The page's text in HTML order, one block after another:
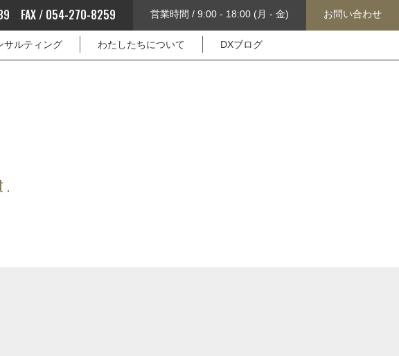
FAX / 054-270-8259 営業時間 / 9:00 - 18:00 (月 - 金) お問い合わせ
サルティング わたしたちについて DXブログ
.